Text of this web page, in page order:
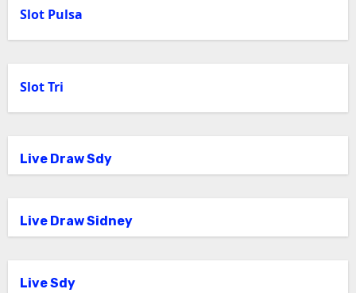
Slot Pulsa
Slot Tri
Live Draw Sdy
Live Draw Sidney
Live Sdy